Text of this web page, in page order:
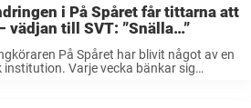
i På Spåret får tittarna att
vädjan till SVT: ”Snälla…”
På Spåret har blivit något av en
institution. Varje vecka bänkar sig